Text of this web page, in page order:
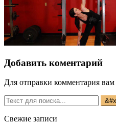
Добавить коментарий
Для отправки комментария
Свежие записи